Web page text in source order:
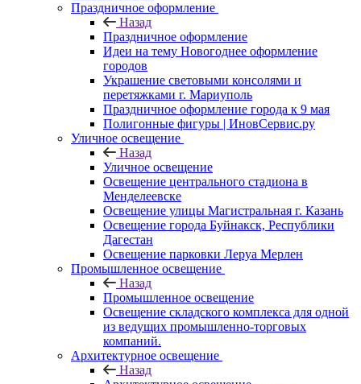
Праздничное оформление
Назад
Праздничное оформление
Идеи на тему Новогоднее оформление
городов
Украшение световыми консолями и
перетяжками г. Мариуполь
Праздничное оформление города к 9 мая
Полигонные фигуры | ИновСервис.ру
Уличное освещение
Назад
Уличное освещение
Освещение центрального стадиона в
Менделеевске
Освещение улицы Магистральная г. Казань
Освещение города Буйнакск, Республики
Дагестан
Освещение парковки Леруа Мерлен
Промышленное освещение
Назад
Промышленное освещение
Освещение складского комплекса для одной
из ведущих промышленно-торговых
компаний.
Архитектурное освещение
Назад